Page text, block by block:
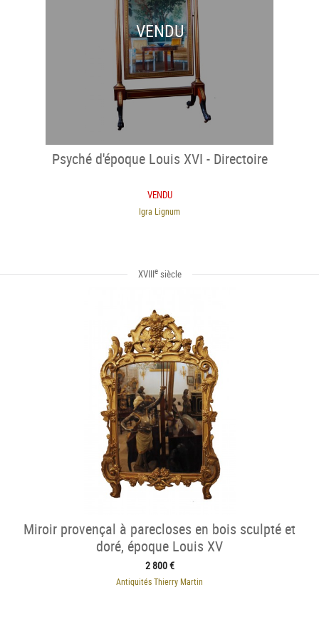
VENDU
Psyché d'époque Louis XVI - Directoire
VENDU
Igra Lignum
XVIIIesiècle
Miroir provençal à parecloses en bois sculpté et
doré, époque Louis XV
2 800 €
Antiquités Thierry Martin